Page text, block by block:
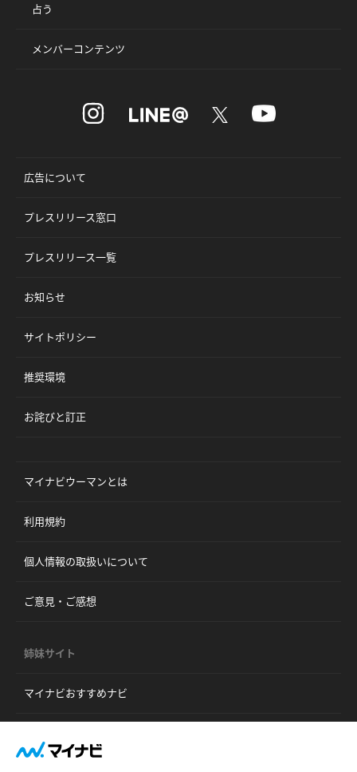
占う
メンバーコンテンツ
広告について
プレスリリース窓口
プレスリリース一覧
お知らせ
サイトポリシー
推奨環境
お詫びと訂正
マイナビウーマンとは
利用規約
個人情報の取扱いについて
ご意見・ご感想
姉妹サイト
マイナビおすすめナビ